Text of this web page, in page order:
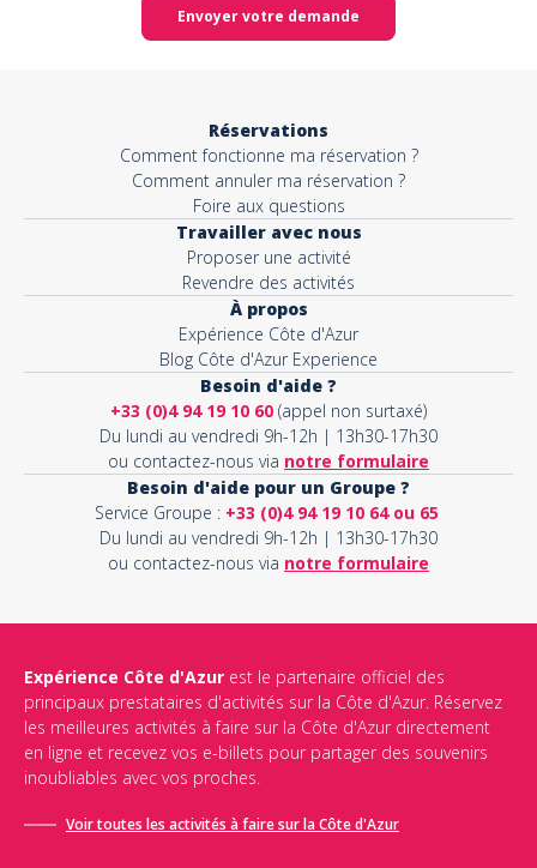
Envoyer votre demande
Réservations
Comment fonctionne ma réservation ?
Comment annuler ma réservation ?
Foire aux questions
Travailler avec nous
Proposer une activité
Revendre des activités
À propos
Expérience Côte d'Azur
Blog Côte d'Azur Experience
Besoin d'aide ?
+33 (0)4 94 19 10 60 (appel non surtaxé)
Du lundi au vendredi 9h-12h | 13h30-17h30
ou contactez-nous via notre formulaire
Besoin d'aide pour un Groupe ?
Service Groupe : +33 (0)4 94 19 10 64 ou 65
Du lundi au vendredi 9h-12h | 13h30-17h30
ou contactez-nous via notre formulaire
Expérience Côte d'Azur est le partenaire officiel des
principaux prestataires d'activités sur la Côte d'Azur. Réservez
les meilleures activités à faire sur la Côte d'Azur directement
en ligne et recevez vos e-billets pour partager des souvenirs
inoubliables avec vos proches.
Voir toutes les activités à faire sur la Côte d'Azur